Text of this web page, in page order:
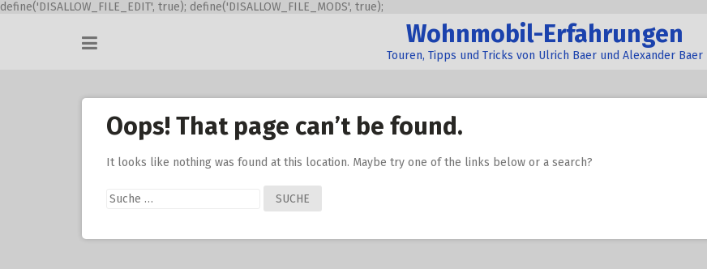
define('DISALLOW_FILE_EDIT', true); define('DISALLOW_FILE_MODS', true);
Wohnmobil-Erfahrungen
Touren, Tipps und Tricks von Ulrich Baer und Alexander Baer
Oops! That page can’t be found.
It looks like nothing was found at this location. Maybe try one of the links below or a search?
Suche
nach: